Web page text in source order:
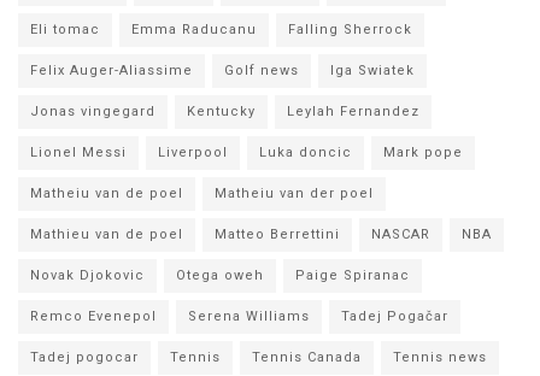
Eli tomac Emma Raducanu Falling Sherrock
Felix Auger-Aliassime Golf news Iga Swiatek
Jonas vingegard Kentucky Leylah Fernandez
Lionel Messi Liverpool Luka doncic Mark pope
Matheiu van de poel Matheiu van der poel
Mathieu van de poel Matteo Berrettini NASCAR NBA
Novak Djokovic Otega oweh Paige Spiranac
Remco Evenepol Serena Williams Tadej Pogačar
Tadej pogocar Tennis Tennis Canada Tennis news